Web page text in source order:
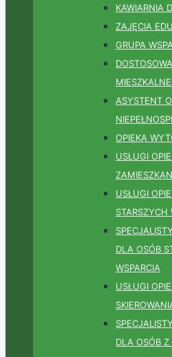
KAWIARNIA
ZAJĘCIA
GRUPA
ASYSTENT
OPIEKA
USŁUGI
USŁUGI
STARSZYCH
DLA OSÓB
WSPARCIA
USŁUGI
DLA OSÓB